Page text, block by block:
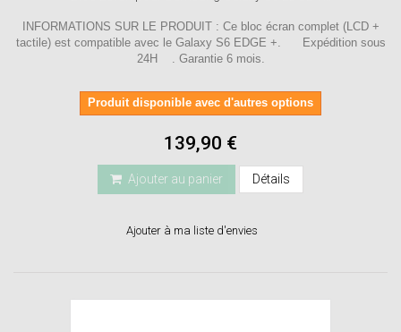
INFORMATIONS SUR LE PRODUIT : Ce bloc écran complet (LCD +
tactile) est compatible avec le Galaxy S6 EDGE +. Expédition sous
24H . Garantie 6 mois.
Produit disponible avec d'autres options
139,90 €
Ajouter au panier Détails
Ajouter à ma liste d'envies